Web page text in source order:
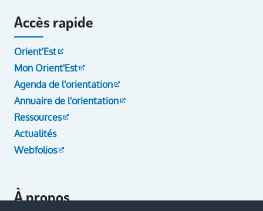
Accès rapide
Orient'Est
Mon Orient'Est
Agenda de l'orientation
Annuaire de l'orientation
Ressources
Actualités
Webfolios
À propos